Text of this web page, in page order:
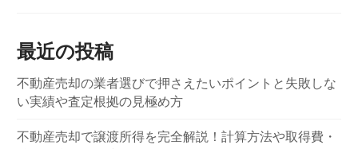
最近の投稿
不動産売却の業者選びで押さえたいポイントと失敗しな
い実績や査定根拠の見極め方
不動産売却で譲渡所得を完全解説！計算方法や取得費・